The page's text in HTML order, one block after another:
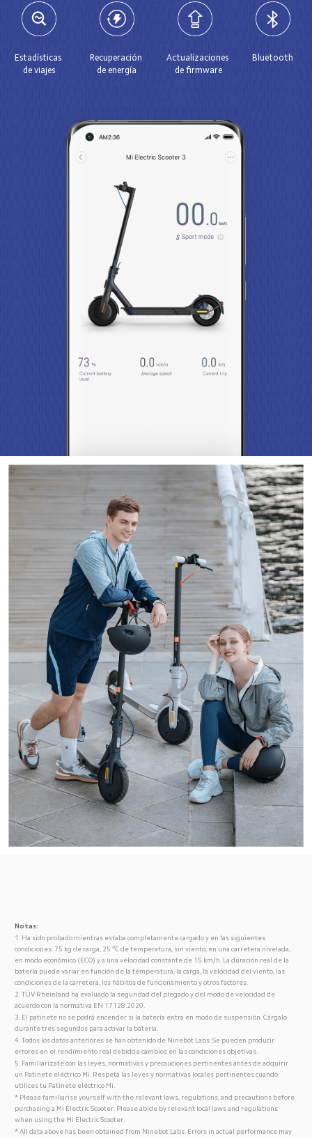
Estadísticas
de viajes
Recuperación
de energía
Actualizaciones
de firmware
Bluetooth
Notas:
1. Ha sido probado mientras estaba completamente cargado y en las siguientes
condiciones: 75 kg de carga, 25 ℃ de temperatura, sin viento, en una carretera nivelada,
en modo económico (ECO) y a una velocidad constante de 15 km/h. La duración real de la
batería puede variar en función de la temperatura, la carga, la velocidad del viento, las
condiciones de la carretera, los hábitos de funcionamiento y otros factores.
2. TÜV Rheinland ha evaluado la seguridad del plegado y del modo de velocidad de
acuerdo con la normativa EN 17128:2020.
3. El patinete no se podrá encender si la batería entra en modo de suspensión. Cárgalo
durante tres segundos para activar la batería.
4. Todos los datos anteriores se han obtenido de Ninebot Labs. Se pueden producir
errores en el rendimiento real debido a cambios en las condiciones objetivas.
5. Familiarízate con las leyes, normativas y precauciones pertinentes antes de adquirir
un Patinete eléctrico Mi. Respeta las leyes y normativas locales pertinentes cuando
utilices tu Patinete eléctrico Mi.
* Please familiarise yourself with the relevant laws, regulations, and precautions before
purchasing a Mi Electric Scooter. Please abide by relevant local laws and regulations
when using the Mi Electric Scooter.
* All data above has been obtained from Ninebot Labs. Errors in actual performance may